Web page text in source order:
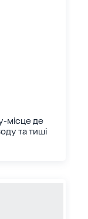
місце де
та тиші